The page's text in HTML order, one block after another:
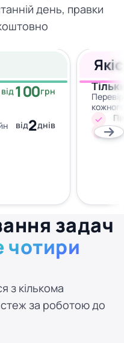
день, правки
від100грн
від2днів
задач
чотири
з кількома
за роботою до